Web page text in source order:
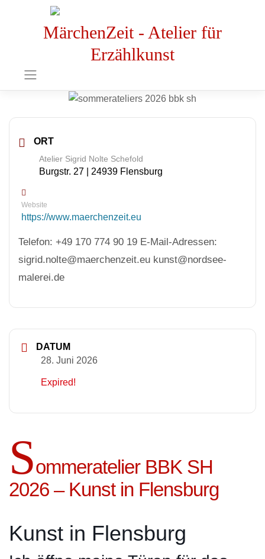
MärchenZeit - Atelier für
Erzählkunst
ORT
Atelier Sigrid Nolte Schefold
Burgstr. 27 | 24939 Flensburg
Website
https://www.maerchenzeit.eu
Telefon: +49 170 774 90 19 E-Mail-Adressen:
sigrid.nolte@maerchenzeit.eu kunst@nordsee-
malerei.de
DATUM
28. Juni 2026
Expired!
Sommeratelier BBK SH
2026 – Kunst in Flensburg
Kunst in Flensburg